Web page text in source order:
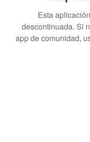
Esta
descontinuada. Si
app de comunidad,